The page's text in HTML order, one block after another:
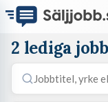
2 lediga